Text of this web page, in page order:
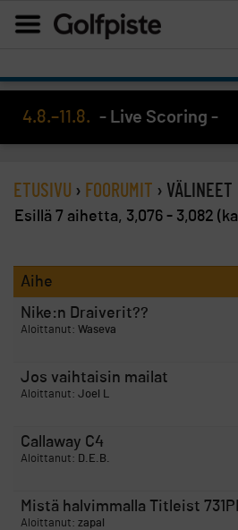
4.8.–11.8. - Live Scoring -
ETUSIVU › FOORUMIT › VÄLINEET
Esillä 7 aihetta, 3,076 - 3,082
Aihe
Nike:n Draiverit??
Aloittanut: Waseva
Jos vaihtaisin mailat
Aloittanut: Joel L
Callaway C4
Aloittanut: D.E.B.
Mistä halvimmalla Titleist
Aloittanut: zapal